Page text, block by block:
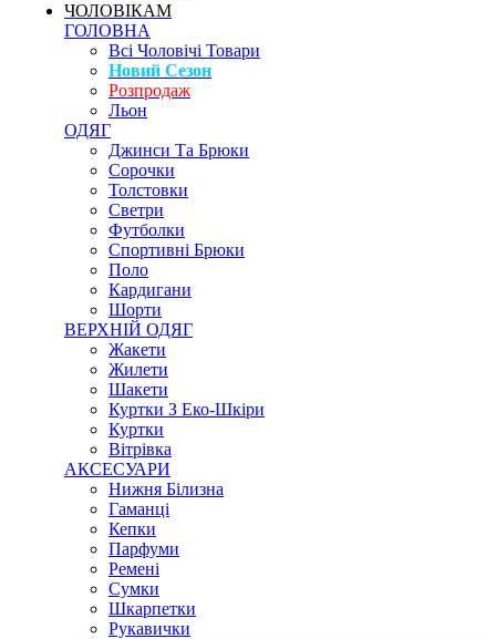
ЧОЛОВІКАМ
ГОЛОВНА
Всі Чоловічі Товари
Новий Сезон
Розпродаж
Льон
ОДЯГ
Джинси Та Брюки
Сорочки
Толстовки
Светри
Футболки
Спортивні Брюки
Поло
Кардигани
Шорти
ВЕРХНІЙ ОДЯГ
Жакети
Жилети
Шакети
Куртки З Еко-Шкіри
Куртки
Вітрівка
АКСЕСУАРИ
Нижня Білизна
Гаманці
Кепки
Парфуми
Ремені
Сумки
Шкарпетки
Рукавички